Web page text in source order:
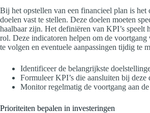
Bij het opstellen van een financieel plan is
doelen vast te stellen. Deze doelen moeten
haalbaar zijn. Het definiëren van KPI’s speelt
rol. Deze indicatoren helpen om de voortgang
te volgen en eventuele aanpassingen tijdig te
Identificeer de belangrijkste
Formuleer KPI’s die aansluiten bij deze
Monitor regelmatig de voortgang aan
Prioriteiten bepalen in investeringen